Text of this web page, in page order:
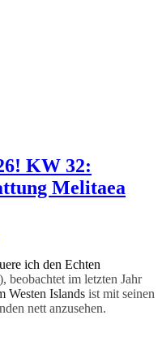
KW 32:
Melitaea
ich den Echten
beobachtet im letzten Jahr
Westen Islands ist mit seinen
nett anzusehen.